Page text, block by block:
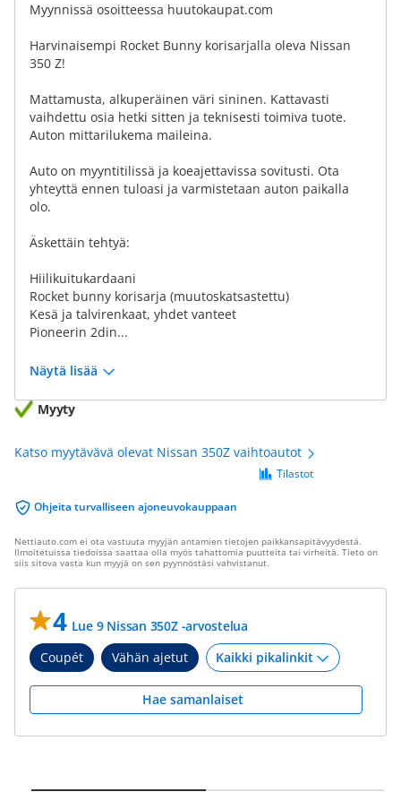
Myynnissä osoitteessa huutokaupat.com
Harvinaisempi Rocket Bunny korisarjalla oleva Nissan
350 Z!
Mattamusta, alkuperäinen väri sininen. Kattavasti
vaihdettu osia hetki sitten ja teknisesti toimiva tuote.
Auton mittarilukema maileina.
Auto on myyntitilissä ja koeajettavissa sovitusti. Ota
yhteyttä ennen tuloasi ja varmistetaan auton paikalla
olo.
Äskettäin tehtyä:
Hiilikuitukardaani
Rocket bunny korisarja (muutoskatsastettu)
Kesä ja talvirenkaat, yhdet vanteet
Pioneerin 2din...
Näytä lisää
Myyty
Katso myytävävä olevat Nissan 350Z vaihtoautot
Ohjeita turvalliseen ajoneuvokauppaan
Tilastot
Nettiauto.com ei ota vastuuta myyjän antamien tietojen paikkansapitävyydestä.
Ilmoitetuissa tiedoissa saattaa olla myös tahattomia puutteita tai virheitä. Tieto on
siis sitova vasta kun myyjä on sen pyynnöstäsi vahvistanut.
4 Lue 9 Nissan 350Z -arvostelua
Coupét
Vähän ajetut
Hae samanlaiset